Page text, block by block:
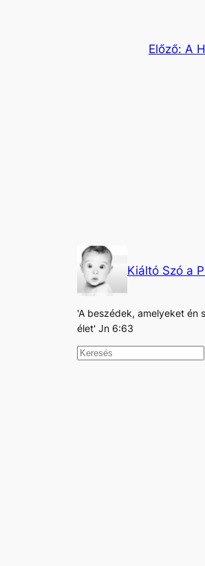
Előző: A
Kiáltó Szó a
'A beszédek, amelyeket én
élet' Jn 6:63
K